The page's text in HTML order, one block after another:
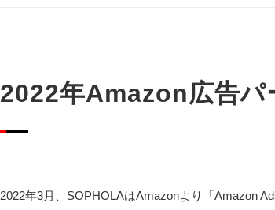
2022年Amazon広告パ
2022年3月、SOPHOLAはAmazonより「Amazon